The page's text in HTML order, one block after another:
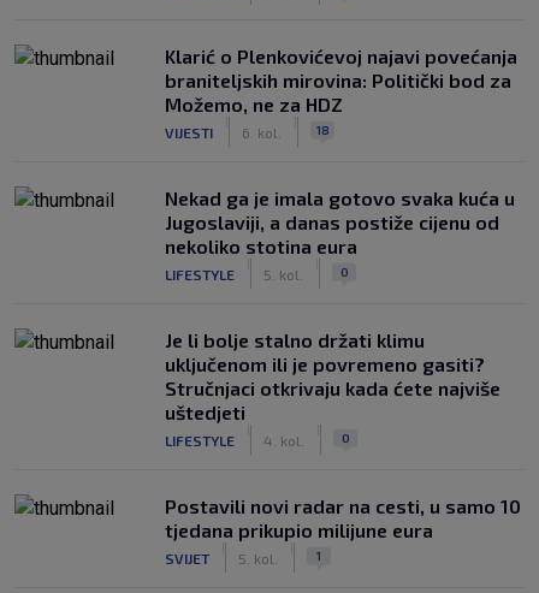
Klarić o Plenkovićevoj najavi povećanja
braniteljskih mirovina: Politički bod za
Možemo, ne za HDZ
VIJESTI 6. kol. 18
Nekad ga je imala gotovo svaka kuća u
Jugoslaviji, a danas postiže cijenu od
nekoliko stotina eura
LIFESTYLE 5. kol. 0
Je li bolje stalno držati klimu
uključenom ili je povremeno gasiti?
Stručnjaci otkrivaju kada ćete najviše
uštedjeti
LIFESTYLE 4. kol. 0
Postavili novi radar na cesti, u samo 10
tjedana prikupio milijune eura
SVIJET 5. kol. 1